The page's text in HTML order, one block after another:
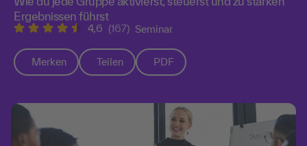
Ergebnissen führst
4,6 (167) Seminar
Merken Teilen PDF